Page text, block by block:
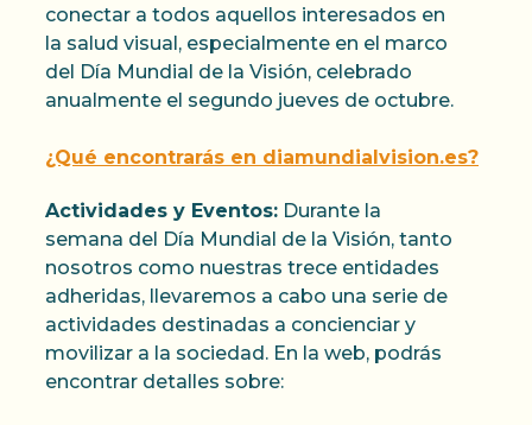
conectar a todos aquellos interesados en
la salud visual, especialmente en el marco
del Día Mundial de la Visión, celebrado
anualmente el segundo jueves de octubre.
¿Qué encontrarás en diamundialvision.es?
Actividades y Eventos: Durante la
semana del Día Mundial de la Visión, tanto
nosotros como nuestras trece entidades
adheridas, llevaremos a cabo una serie de
actividades destinadas a concienciar y
movilizar a la sociedad. En la web, podrás
encontrar detalles sobre: